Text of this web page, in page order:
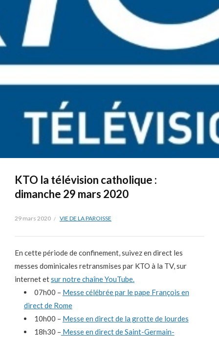
KTO la télévision catholique :
dimanche 29 mars 2020
29 mars 2020 VIE DE LA PAROISSE
En cette période de confinement, suivez en direct les
messes dominicales retransmises par KTO à la TV, sur
internet etsur notre chaîne YouTube.
07h00 – Messe célébrée par le pape François en
direct de Rome
10h00 – Messe en direct de la grotte de lourdes
18h30 – Messe en direct de Saint-Germain-